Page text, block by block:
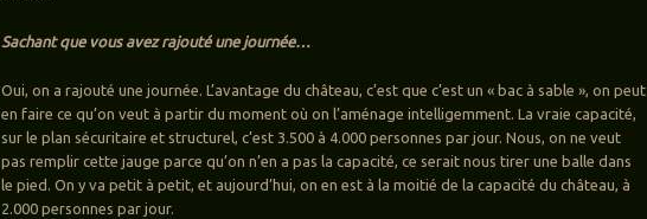
Sachant que vous avez rajouté une journée…
Oui, on a rajouté une journée. L’avantage du château, c’est que c’est un « bac à sable », on peut
en faire ce qu’on veut à partir du moment où on l’aménage intelligemment. La vraie capacité,
sur le plan sécuritaire et structurel, c’est 3.500 à 4.000 personnes par jour. Nous, on ne veut
pas remplir cette jauge parce qu’on n’en a pas la capacité, ce serait nous tirer une balle dans
le pied. On y va petit à petit, et aujourd’hui, on en est à la moitié de la capacité du château, à
2.000 personnes par jour.